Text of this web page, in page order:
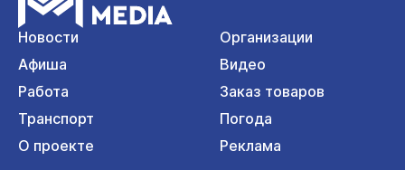
Новости
Организации
Афиша
Видео
Работа
Заказ товаров
Транспорт
Погода
О проекте
Реклама